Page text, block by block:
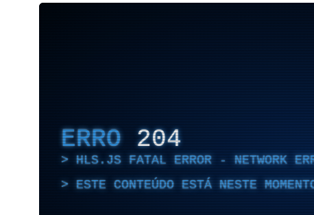
ERRO 204
HLS.JS FATAL ERROR - NETWORK
ESTE CONTEÚDO ESTÁ NESTE